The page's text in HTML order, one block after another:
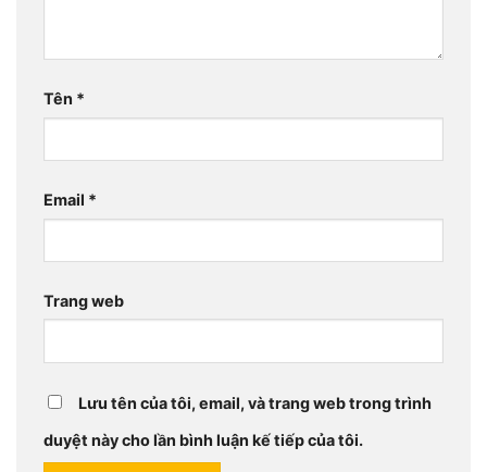
Tên *
Email *
Trang web
Lưu tên của tôi, email, và trang web trong trình
duyệt này cho lần bình luận kế tiếp của tôi.